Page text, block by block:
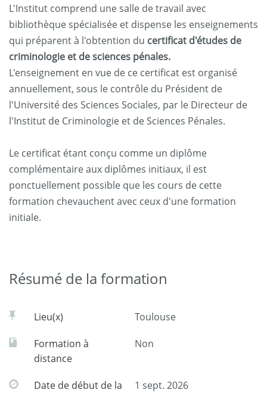
L'Institut comprend une salle de travail avec
bibliothèque spécialisée et dispense les enseignements
qui préparent à l'obtention du certificat d'études de
criminologie et de sciences pénales.
L'enseignement en vue de ce certificat est organisé
annuellement, sous le contrôle du Président de
l'Université des Sciences Sociales, par le Directeur de
l'Institut de Criminologie et de Sciences Pénales.
Le certificat étant conçu comme un diplôme
complémentaire aux diplômes initiaux, il est
ponctuellement possible que les cours de cette
formation chevauchent avec ceux d'une formation
initiale.
Résumé de la formation
Lieu(x) Toulouse
Formation à
distance
Non
Date de début de la
1 sept. 2026